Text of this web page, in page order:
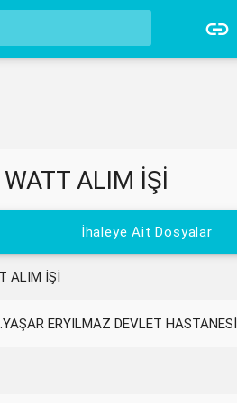
ALIM İŞİ
İhaleye Ait Dosyalar
ALIM İŞİ
ERYILMAZ DEVLET HASTANESİ